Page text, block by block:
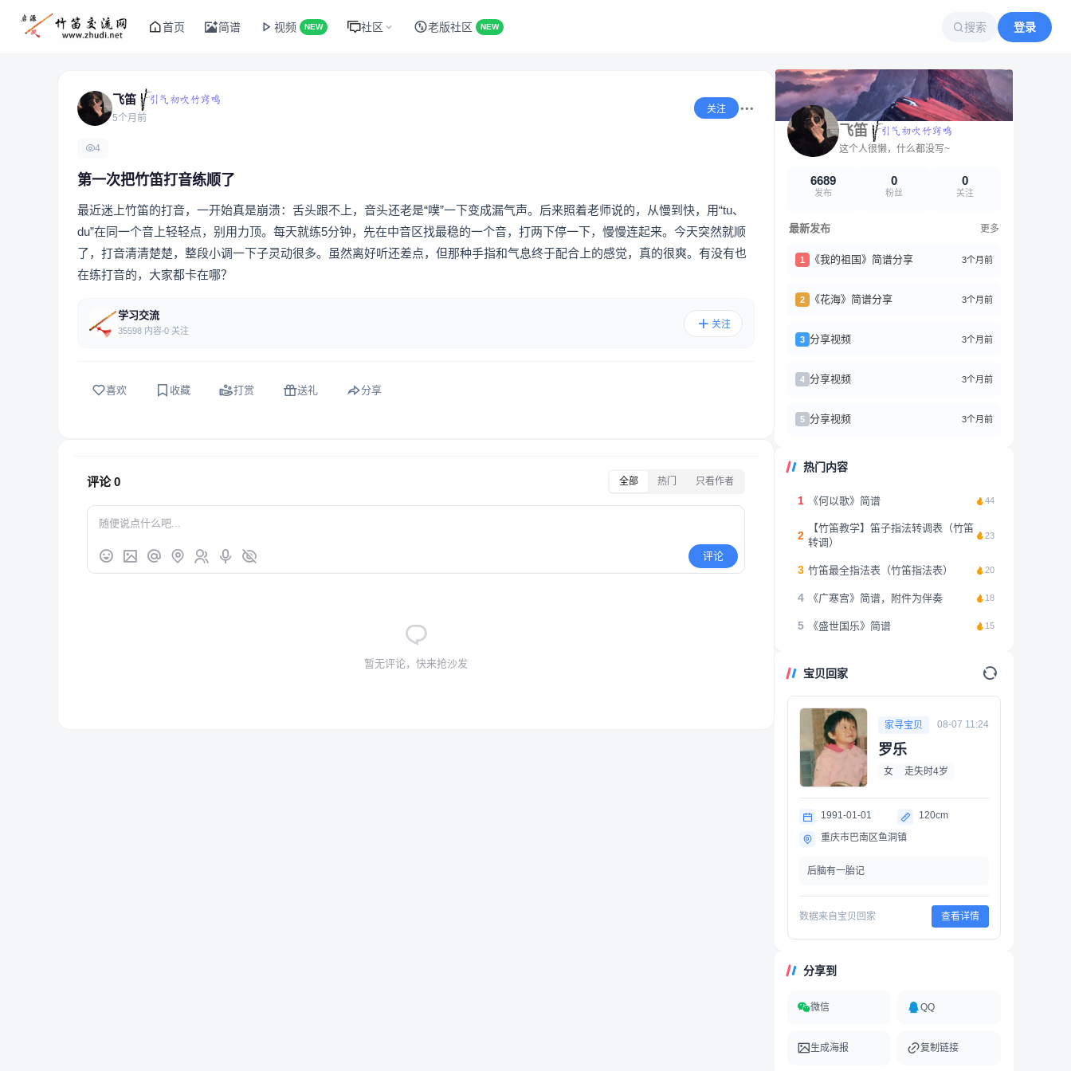
首页 简谱 视频 NEW 社区 老版社区 NEW 搜索 登录
飞笛
5个月前
关注
4
第一次把竹笛打音练顺了
最近迷上竹笛的打音，一开始真是崩溃：舌头跟不上，音头还老是“噗”一下变成漏气声。后来照着老师说的，从慢到快，用“tu、
du”在同一个音上轻轻点，别用力顶。每天就练5分钟，先在中音区找最稳的一个音，打两下停一下，慢慢连起来。今天突然就顺
了，打音清清楚楚，整段小调一下子灵动很多。虽然离好听还差点，但那种手指和气息终于配合上的感觉，真的很爽。有没有也
在练打音的，大家都卡在哪？
学习交流
35598 内容 0 关注
关注
喜欢 收藏 打赏 送礼 分享
评论0 全部 热门 只看作者
评论
暂无评论，快来抢沙发
飞笛
这个人很懒，什么都没写~
6689
发布
0
粉丝
0
关注
最新发布 更多
1 《我的祖国》简谱分享 3个月前
2 《花海》简谱分享 3个月前
3 分享视频 3个月前
4 分享视频 3个月前
5 分享视频 3个月前
热门内容
1 《何以歌》简谱 44
2
【竹笛教学】笛子指法转调表（竹笛
转调）
23
3 竹笛最全指法表（竹笛指法表） 20
4 《广寒宫》简谱，附件为伴奏 18
5 《盛世国乐》简谱 15
宝贝回家
家寻宝贝 08-07 11:24
罗乐
女 走失时4岁
1991-01-01
120cm
重庆市巴南区鱼洞镇
后脑有一胎记
数据来自宝贝回家 查看详情
分享到
微信 QQ
生成海报 复制链接